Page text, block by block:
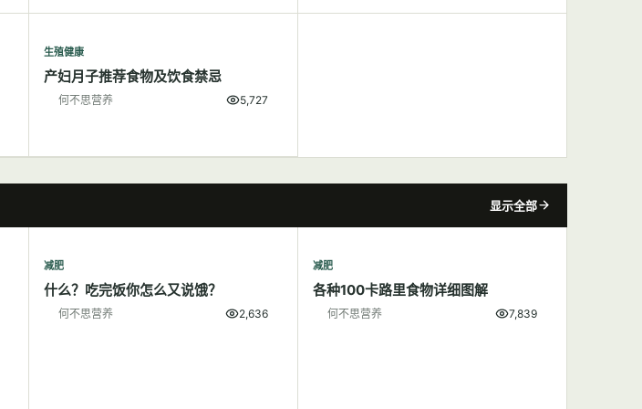
生殖健康
产妇月子推荐食物及饮食禁忌
何不思营养 5,727
显示全部
减肥
什么？吃完饭你怎么又说饿？
何不思营养 2,636
减肥
各种100卡路里食物详细图解
何不思营养 7,839